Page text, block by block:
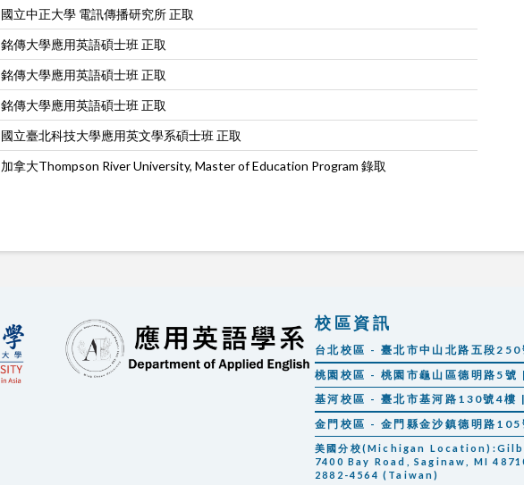
國立中正大學 電訊傳播研究所 正取
銘傳大學應用英語碩士班 正取
銘傳大學應用英語碩士班 正取
銘傳大學應用英語碩士班 正取
國立臺北科技大學應用英文學系碩士班 正取
加拿大Thompson River University, Master of Education Program 錄取
校區資訊
台北校區 - 臺北市中山北路五段
桃園校區 - 桃園市龜山區德明路5
基河校區 - 臺北市基河路130號4
金門校區 - 金門縣金沙鎮德明路
美國分校(Michigan
7400 Bay Road, Saginaw, MI
2882-4564 (Taiwan)